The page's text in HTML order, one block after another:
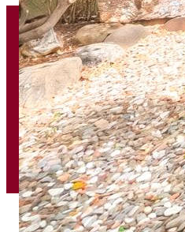
CONTACTO
Passeig Marítim, 182
08860 Castelldefels (BCN)
936 65 80 83
info@fincasbellamar.com
Política de